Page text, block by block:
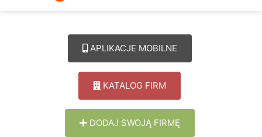
APLIKACJE MOBILNE
KATALOG FIRM
DODAJ SWOJĄ FIRMĘ